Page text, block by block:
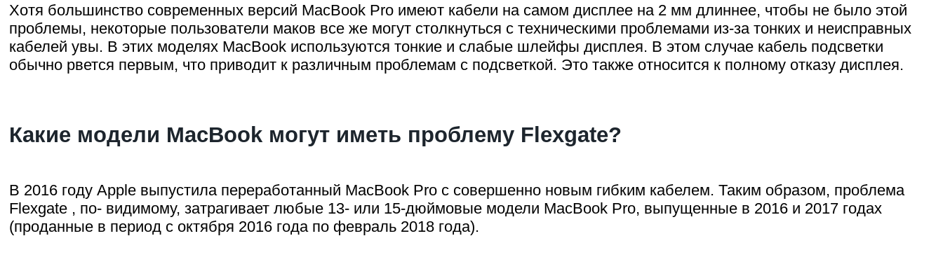
Хотя большинство современных версий MacBook Pro имеют кабели на самом дисплее на 2 мм длиннее, чтобы не было этой
проблемы, некоторые пользователи маков все же могут столкнуться с техническими проблемами из-за тонких и неисправных
кабелей увы. В этих моделях MacBook используются тонкие и слабые шлейфы дисплея. В этом случае кабель подсветки
обычно рвется первым, что приводит к различным проблемам с подсветкой. Это также относится к полному отказу дисплея.
Какие модели MacBook могут иметь проблему Flexgate?
В 2016 году Apple выпустила переработанный MacBook Pro с совершенно новым гибким кабелем. Таким образом, проблема
Flexgate , по- видимому, затрагивает любые 13- или 15-дюймовые модели MacBook Pro, выпущенные в 2016 и 2017 годах
(проданные в период с октября 2016 года по февраль 2018 года).